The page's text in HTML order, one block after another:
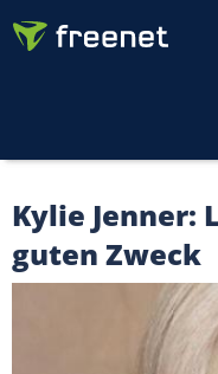
Kylie Jenner:
guten Zweck